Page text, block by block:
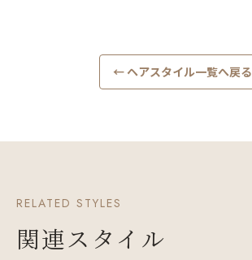
← ヘアスタイル一覧へ戻る
RELATED STYLES
関連スタイル